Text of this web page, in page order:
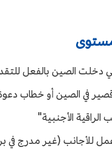
دخلت الصين
في الصين أو خطاب دعوة
الراقية الأجنبية"
للأجانب (غير مدرج في